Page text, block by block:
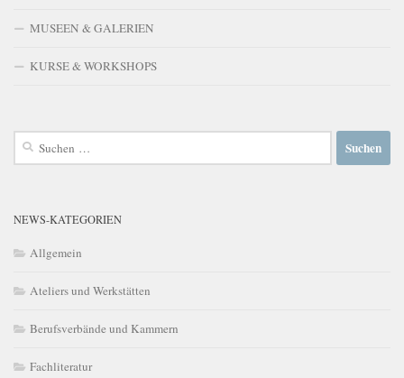
MUSEEN & GALERIEN
KURSE & WORKSHOPS
Suchen
NEWS-KATEGORIEN
Allgemein
Ateliers und Werkstätten
Berufsverbände und Kammern
Fachliteratur